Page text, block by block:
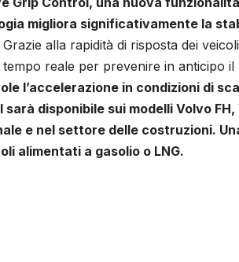
migliora significativamente la
Grazie alla rapidità di risposta dei
reale per prevenire in anticipo il
l’accelerazione in condizioni di
disponibile sui modelli Volvo
e nel settore delle costruzioni.
alimentati a gasolio o LNG.